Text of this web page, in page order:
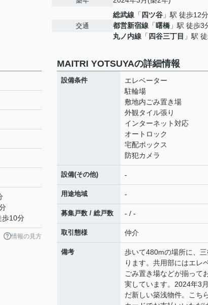
交通
総武線 「 四ツ谷 」駅 徒歩12分
都営新宿線 「曙橋 」駅 徒歩3
丸ノ内線 「 四谷三丁目 」駅
歩10分
情報の見方
MAITRI YOTSUYAの詳細情報
設備条件
エレベーター
駐輪場
敷地内ごみ置き場
外観タイル張り
インターネット対応
オートロック
宅配ボックス
防犯カメラ
設備(その他) -
用途地域 -
募集戸数 / 総戸数 - / -
取引態様 仲介
備考
歩いて480mの場所に、
ります。共用部にはエレ
ごみ置き場などが揃って
実しています。2024年3
だ新しい築浅物件。こち